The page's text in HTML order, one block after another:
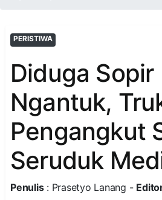
PERISTIWA
Diduga Sopir
Ngantuk,
Pengangkut
Seruduk
Penulis: Prasetyo Lanang -